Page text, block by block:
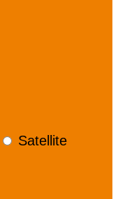
Satellite